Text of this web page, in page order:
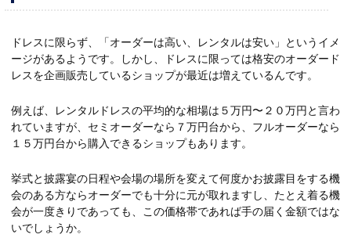
ドレスに限らず、「オーダーは高い、レンタルは安い」というイメ
ージがあるようです。しかし、ドレスに限っては格安のオーダード
レスを企画販売しているショップが最近は増えているんです。
例えば、レンタルドレスの平均的な相場は５万円〜２０万円と言わ
れていますが、セミオーダーなら７万円台から、フルオーダーなら
１５万円台から購入できるショップもあります。
挙式と披露宴の日程や会場の場所を変えて何度かお披露目をする機
会のある方ならオーダーでも十分に元が取れますし、たとえ着る機
会が一度きりであっても、この価格帯であれば手の届く金額ではな
いでしょうか。